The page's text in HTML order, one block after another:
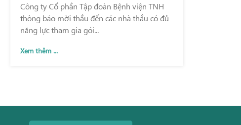
và Bệnh viện TNH Phổ Yên
Công ty Cổ phần Tập đoàn Bệnh viện TNH
thông báo mời thầu đến các nhà thầu có đủ
năng lực tham gia gói...
Xem thêm ...